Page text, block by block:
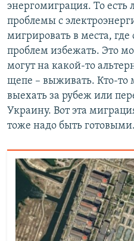
энергомиграция. То есть
проблемы с
мигрировать в места, где
проблем избежать. Это
могут на какой-то
щепе – выживать. Кто-то
выехать за рубеж или
Украину. Вот эта
тоже надо быть готовыми.